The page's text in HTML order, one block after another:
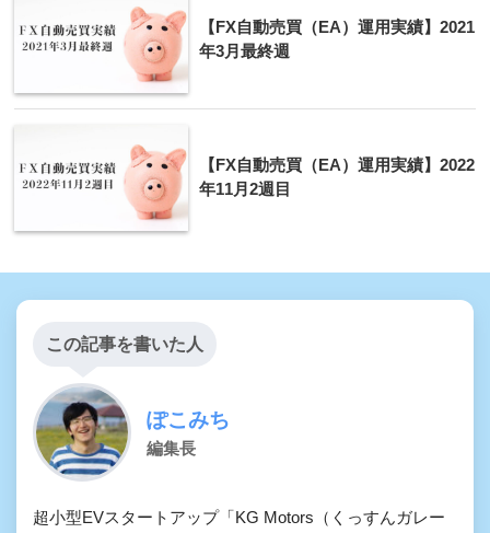
【FX自動売買（EA）運用実績】2021
年3月最終週
【FX自動売買（EA）運用実績】2022
年11月2週目
この記事を書いた人
ぽこみち
編集長
超小型EVスタートアップ「KG Motors（くっすんガレー